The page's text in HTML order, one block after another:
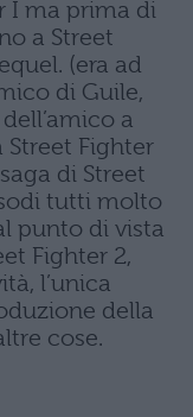
I ma prima di
a Street
(era ad
di Guile,
a
Street Fighter
di Street
tutti molto
punto di vista
Fighter 2,
l’unica
della
cose.